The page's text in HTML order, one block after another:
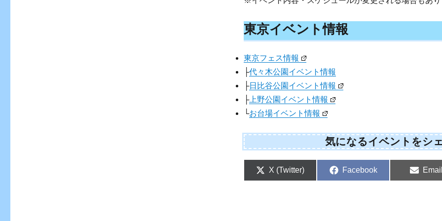
東京イベント情報
東京フェス情報
├代々木公園イベント情報
├日比谷公園イベント情報
├上野公園イベント情報
└お台場イベント情報
気になるイベントをシ
Share
X (Twitter)
Share
Facebook
Share
Email